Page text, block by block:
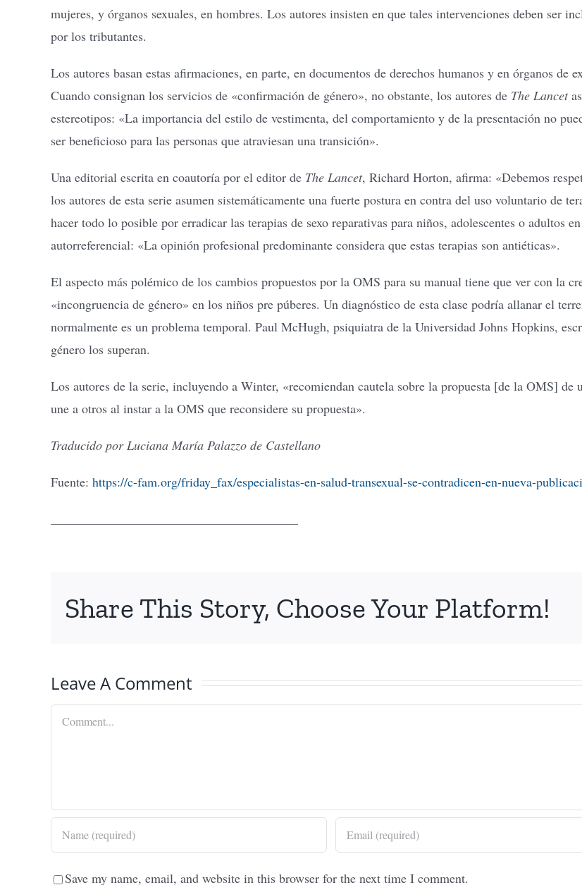
mujeres, y órganos sexuales, en hombres. Los autores insisten en que tales intervenciones deben ser
por los tributantes.
Los autores basan estas afirmaciones, en parte, en documentos de derechos humanos y en órganos de
Cuando consignan los servicios de «confirmación de género», no obstante, los autores de The Lancet
estereotipos: «La importancia del estilo de vestimenta, del comportamiento y de la presentación no
ser beneficioso para las personas que atraviesan una transición».
Una editorial escrita en coautoría por el editor de The Lancet, Richard Horton, afirma: «Debemos
los autores de esta serie asumen sistemáticamente una fuerte postura en contra del uso voluntario de
hacer todo lo posible por erradicar las terapias de sexo reparativas para niños, adolescentes o adultos
autorreferencial: «La opinión profesional predominante considera que estas terapias son antiéticas».
El aspecto más polémico de los cambios propuestos por la OMS para su manual tiene que ver con la
«incongruencia de género» en los niños pre púberes. Un diagnóstico de esta clase podría allanar el
normalmente es un problema temporal. Paul McHugh, psiquiatra de la Universidad Johns Hopkins,
género los superan.
Los autores de la serie, incluyendo a Winter, «recomiendan cautela sobre la propuesta [de la OMS]
une a otros al instar a la OMS que reconsidere su propuesta».
Traducido por Luciana María Palazzo de Castellano
Fuente: https://c-fam.org/friday_fax/especialistas-en-salud-transexual-se-contradicen-en-nueva-
Share This Story, Choose Your Platform!
Leave A Comment
Comment
Save my name, email, and website in this browser for the next time I comment.